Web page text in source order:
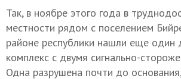
Так, в ноябре этого года в
местности рядом с поселением
районе республики нашли еще один
комплекс с двумя сигнально-
Одна разрушена почти до